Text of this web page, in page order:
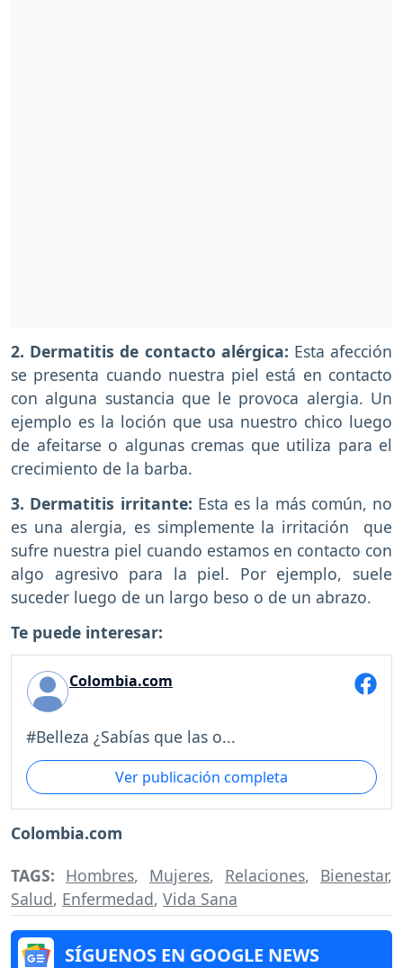
2. Dermatitis de contacto alérgica: Esta afección
se presenta cuando nuestra piel está en contacto
con alguna sustancia que le provoca alergia. Un
ejemplo es la loción que usa nuestro chico luego
de afeitarse o algunas cremas que utiliza para el
crecimiento de la barba.
3. Dermatitis irritante: Esta es la más común, no
es una alergia, es simplemente la irritación que
sufre nuestra piel cuando estamos en contacto con
algo agresivo para la piel. Por ejemplo, suele
suceder luego de un largo beso o de un abrazo.
Te puede interesar:
Colombia.com
#Belleza ¿Sabías que las o...
Ver publicación completa
Colombia.com
TAGS: Hombres, Mujeres, Relaciones, Bienestar,
Salud, Enfermedad, Vida Sana
SÍGUENOS EN GOOGLE NEWS